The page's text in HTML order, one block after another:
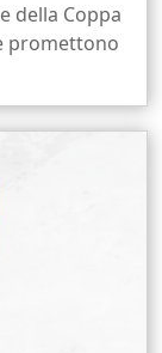
della Coppa
promettono